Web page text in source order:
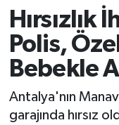
Hırsızlık
Polis,
Bebekle
Antalya'nın
garajında hırsız
Yurttan
Ekonomi
Sağlık
Rize Trafik
Süper Lig
Son Dakika